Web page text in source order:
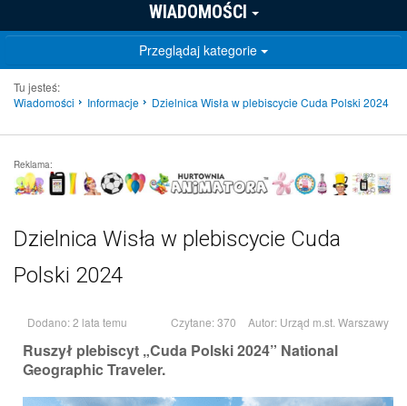
WIADOMOŚCI
Przeglądaj kategorie
Tu jesteś:
Wiadomości
Informacje Dzielnica Wisła w plebiscycie Cuda Polski 2024
Reklama:
Dzielnica Wisła w plebiscycie Cuda
Polski 2024
Dodano: 2 lata temu Czytane: 370 Autor: Urząd m.st. Warszawy
Ruszył plebiscyt „Cuda Polski 2024” National
Geographic Traveler.